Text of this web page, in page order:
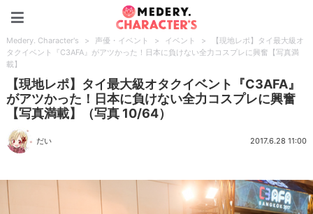
Medery. Character's > 声優・イベント > イベント >
【現地レポ】タイ最大級オ
タクイベント『C3AFA』がアツかった！日本に負けない全力コスプレに興奮【写真満
載】
【現地レポ】タイ最大級オタクイベント『C3AFA』
がアツかった！日本に負けない全力コスプレに興奮
【写真満載】（写真 10/64）
だい 2017.6.28 11:00